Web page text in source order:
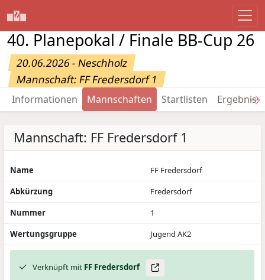
40. Planepokal / Finale BB-Cup 26
20.06.2026 - Neschholz
Mannschaft: FF Fredersdorf 1
Informationen Mannschaften Startlisten →
Mannschaft: FF Fredersdorf 1
Name
FF Fredersdorf
Abkürzung
Fredersdorf
Nummer
1
Wertungsgruppe
Jugend AK2
Verknüpft mit FF Fredersdorf